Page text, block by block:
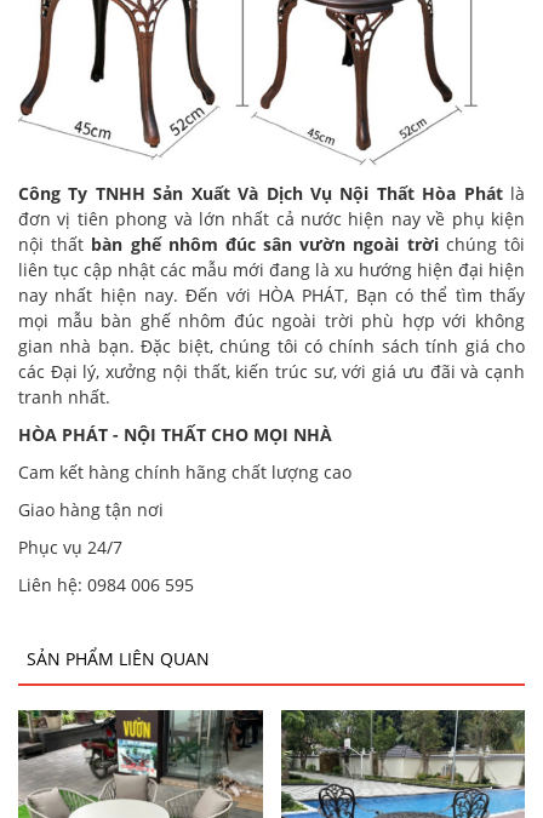
Công Ty TNHH Sản Xuất Và Dịch Vụ Nội Thất Hòa Phátlà
đơn vị tiên phong và lớn nhất cả nước hiện nay về phụ kiện
nội thất bàn ghế nhôm đúc sân vườn ngoài trờichúng tôi
liên tục cập nhật các mẫu mới đang là xu hướng hiện đại hiện
nay nhất hiện nay. Đến với HÒA PHÁT, Bạn có thể tìm thấy
mọi mẫu bàn ghế nhôm đúc ngoài trời phù hợp với không
gian nhà bạn. Đặc biệt, chúng tôi có chính sách tính giá cho
các Đại lý, xưởng nội thất, kiến trúc sư, với giá ưu đãi và cạnh
tranh nhất.
HÒA PHÁT - NỘI THẤT CHO MỌI NHÀ
Cam kết hàng chính hãng chất lượng cao
Giao hàng tận nơi
Phục vụ 24/7
Liên hệ: 0984 006 595
SẢN PHẨM LIÊN QUAN